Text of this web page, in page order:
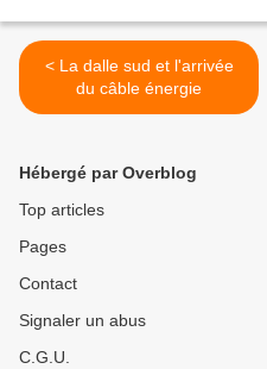
< La dalle sud et l'arrivée
du câble énergie
Hébergé par Overblog
Top articles
Pages
Contact
Signaler un abus
C.G.U.